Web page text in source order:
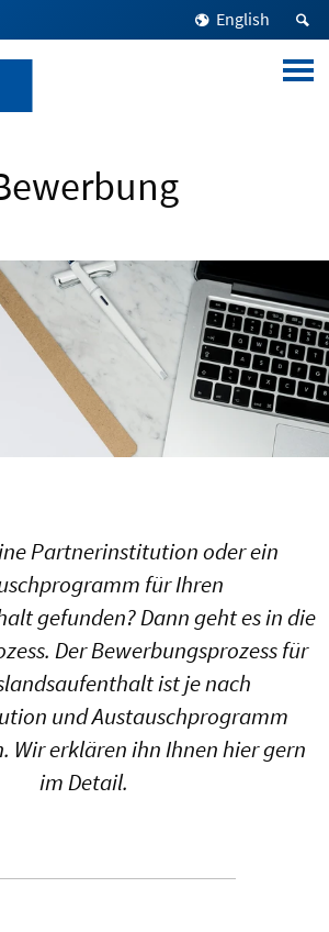
English
Partnerinstitution oder ein
für Ihren
gefunden? Dann geht es in die
Der Bewerbungsprozess für
ist je nach
und Austauschprogramm
Wir erklären ihn Ihnen hier gern
im Detail.